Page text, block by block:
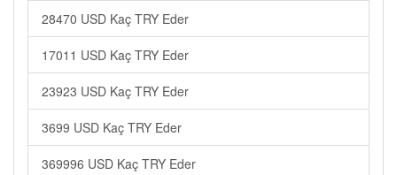
28470 USD Kaç TRY Eder
17011 USD Kaç TRY Eder
23923 USD Kaç TRY Eder
3699 USD Kaç TRY Eder
369996 USD Kaç TRY Eder